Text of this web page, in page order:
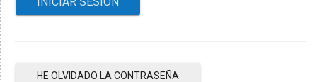
HE OLVIDADO LA CONTRASEÑA